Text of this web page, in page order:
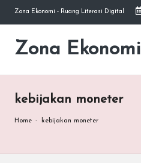
Skip
content
Zona Ekonomi - Ruang Literasi Digital
Zona Ekonomi
Ruang
kebijakan moneter
Home - kebijakan moneter